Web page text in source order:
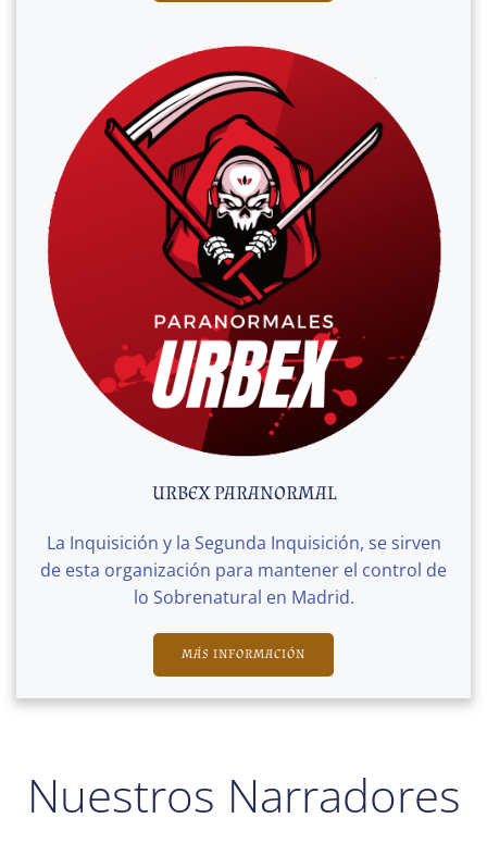
URBEX PARANORMAL
La Inquisición y la Segunda Inquisición, se sirven
de esta organización para mantener el control de
lo Sobrenatural en Madrid.
MÁS INFORMACIÓN
Nuestros Narradores